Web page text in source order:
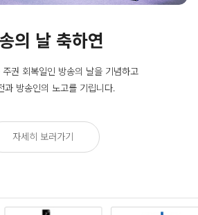
의 날 축하연
권 회복일인 방송의 날을 기념하고
과 방송인의 노고를 기립니다.
자세히 보러가기